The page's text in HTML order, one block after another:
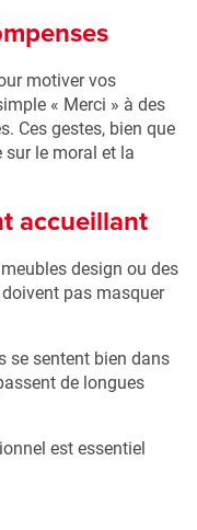
motiver vos
« Merci » à des
Ces gestes, bien que
le moral et la
accueillant
design ou des
pas masquer
se sentent bien dans
de longues
est essentiel